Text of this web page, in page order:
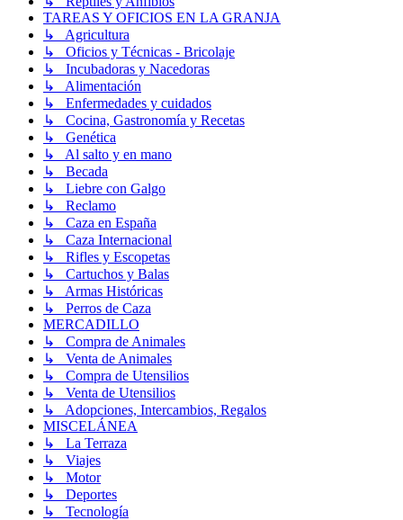
TAREAS Y OFICIOS EN LA GRANJA
↳ Agricultura
↳ Oficios y Técnicas - Bricolaje
↳ Incubadoras y Nacedoras
↳ Alimentación
↳ Enfermedades y cuidados
↳ Cocina, Gastronomía y Recetas
↳ Genética
↳ Al salto y en mano
↳ Becada
↳ Liebre con Galgo
↳ Reclamo
↳ Caza en España
↳ Caza Internacional
↳ Rifles y Escopetas
↳ Cartuchos y Balas
↳ Armas Históricas
↳ Perros de Caza
MERCADILLO
↳ Compra de Animales
↳ Venta de Animales
↳ Compra de Utensilios
↳ Venta de Utensilios
↳ Adopciones, Intercambios, Regalos
MISCELÁNEA
↳ La Terraza
↳ Viajes
↳ Motor
↳ Deportes
↳ Tecnología